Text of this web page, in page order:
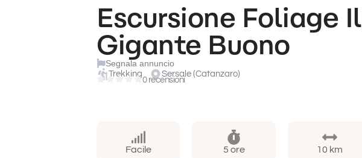
Escursione Foliage Il
Gigante Buono
Segnala annuncio
Trekking Sersale (Catanzaro)
0 recensioni
Facile 5 ore 10 km